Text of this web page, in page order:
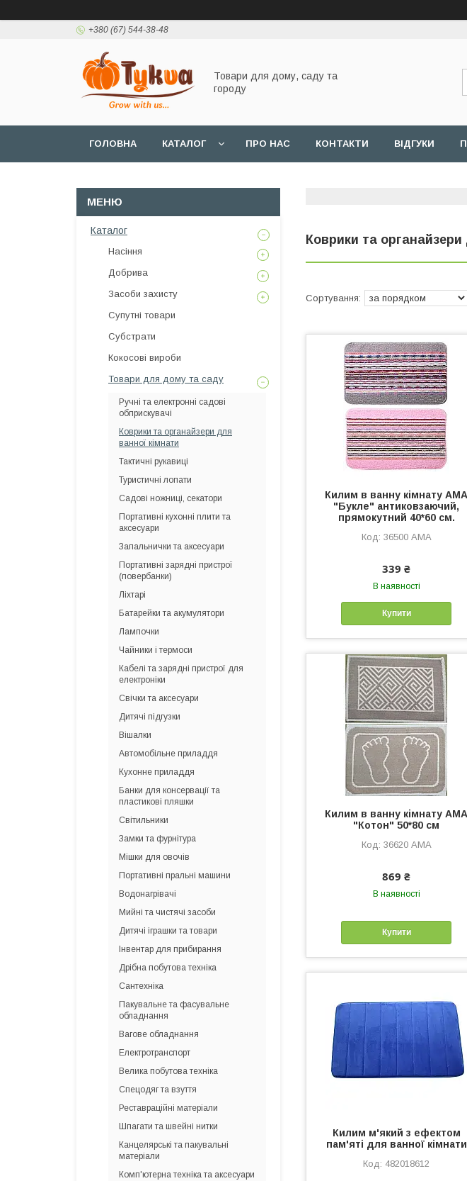
+380 (67) 544-38-48
Товари для дому, саду та
городу
ГОЛОВНА КАТАЛОГ ПРО НАС КОНТАКТИ ВІДГУКИ
Коврики та
Килим в ванну кімнату АМА
"Букле" антиковзаючий,
прямокутний 40*60 см.
36500 АМА
339 ₴
В наявності
Купити
Килим в ванну кімнату АМА
"Котон" 50*80 см
36620 АМА
869 ₴
В наявності
Купити
Килим м'який з ефектом
пам'яті для ванної кімнати
482018612
Каталог
Насіння
Добрива
Засоби захисту
Супутні товари
Субстрати
Кокосові вироби
Товари для дому та саду
Ручні та електронні садові
обприскувачі
Коврики та органайзери для
ванної кімнати
Тактичні рукавиці
Туристичні лопати
Садові ножниці, секатори
Портативні кухонні плити та
аксесуари
Запальнички та аксесуари
Портативні зарядні пристрої
(повербанки)
Ліхтарі
Батарейки та акумулятори
Лампочки
Чайники і термоси
Кабелі та зарядні пристрої для
електроніки
Свічки та аксесуари
Дитячі підгузки
Вішалки
Автомобільне приладдя
Кухонне приладдя
Банки для консервації та
пластикові пляшки
Світильники
Замки та фурнітура
Мішки для овочів
Портативні пральні машини
Водонагрівачі
Мийні та чистячі засоби
Дитячі іграшки та товари
Інвентар для прибирання
Дрібна побутова техніка
Сантехніка
Пакувальне та фасувальне
обладнання
Вагове обладнання
Електротранспорт
Велика побутова техніка
Спецодяг та взуття
Реставраційні матеріали
Шпагати та швейні нитки
Канцелярські та пакувальні
матеріали
Комп'ютерна техніка та аксесуари